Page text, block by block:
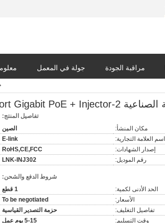
جولة في المعمل مراقبة الجودة
تفاصيل المنتج:
مكان المنشأ:
الصين
اسم العلامة التجارية:
E-link
إصدار الشهادات:
RoHS,CE,FCC
رقم الموديل:
LNK-INJ302
شروط الدفع والشحن:
الحد الأدنى لكمية:
1 قطع
الأسعار:
To be negotiated
تفاصيل التغليف:
حزمة التصدير القياسية
وقت التسليم:
5-15 يوم عمل